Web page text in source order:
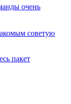
очень
советую
пакет